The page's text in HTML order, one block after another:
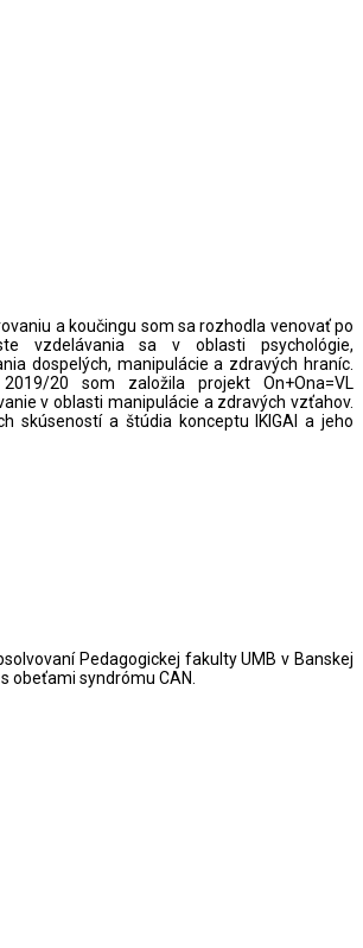
a koučingu som sa rozhodla venovať po
vzdelávania sa v oblasti psychológie,
dospelých, manipulácie a zdravých hraníc.
20 som založila projekt On+Ona=VL
v oblasti manipulácie a zdravých vzťahov.
skúseností a štúdia konceptu IKIGAI a jeho
Pedagogickej fakulty UMB v Banskej
obeťami syndrómu CAN.